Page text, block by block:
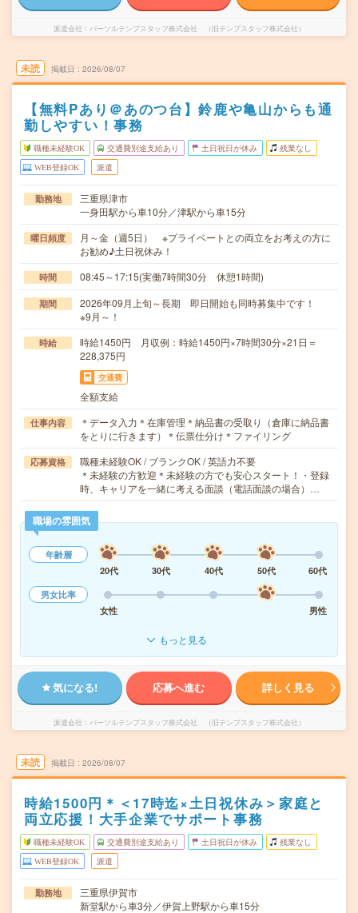
派遣会社 パーソルテンプスタッフ株式会社 （旧テンプスタッフ株式会社）
未読 掲載日 2026/08/07
【無料Pあり＠あのつ台】鈴鹿や亀山からも通
勤しやすい！事務
職種未経験OK 交通費別途支給あり 土日祝日が休み 残業なし
WEB登録OK 派遣
勤務地
三重県津市
一身田駅から車10分／津駅から車15分
曜日頻度
月～金（週5日） ※プライベートとの両立をお考えの方に
お勧め♪土日祝休み！
時間 08:45～17:15(実働7時間30分 休憩1時間)
期間
2026年09月上旬～長期 即日開始も同時募集中です！
※9月～！
時給
時給1450円 月収例：時給1450円×7時間30分×21日＝
228,375円
交通費
全額支給
仕事内容
＊データ入力＊在庫管理＊納品書の受取り（倉庫に納品書
をとりに行きます）＊伝票仕分け＊ファイリング
応募資格
職種未経験OK / ブランクOK / 英語力不要
＊未経験の方歓迎＊未経験の方でも安心スタート！・登録
時、キャリアを一緒に考える面談（電話面談の場合）…
職場の雰囲気
年齢層
20代
30代 40代 50代
60代
男女比率
女性
男性
もっと見る
気になる! 応募へ進む 詳しく見る
派遣会社 パーソルテンプスタッフ株式会社 （旧テンプスタッフ株式会社）
未読 掲載日 2026/08/07
時給1500円＊＜17時迄×土日祝休み＞家庭と
両立応援！大手企業でサポート事務
職種未経験OK 交通費別途支給あり 土日祝日が休み 残業なし
WEB登録OK 派遣
勤務地
三重県伊賀市
新堂駅から車3分／伊賀上野駅から車15分